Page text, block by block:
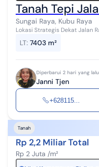
Tanah Tepi
Sungai Raya, Kubu Raya
Lokasi Strategis Dekat Jalan
LT: 7403 m²
Diperbarui 2 hari yang
Janni Tjen
+628115...
Tanah
Rp 2,2 Miliar Total
Rp 2 Juta /m²